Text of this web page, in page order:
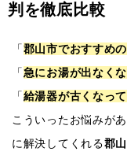
判を徹底比較
「郡山市でおすすめ
「急にお湯が出なく
「給湯器が古くなっ
こういったお悩みが
に解決してくれる郡